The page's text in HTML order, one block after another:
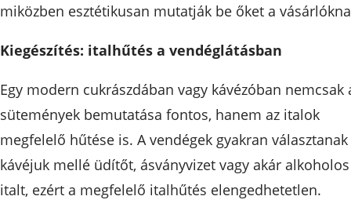
miközben esztétikusan mutatják be őket a
Kiegészítés: italhűtés a vendéglátásban
Egy modern cukrászdában vagy kávézóban nemcsak
sütemények bemutatása fontos, hanem az italok
megfelelő hűtése is. A vendégek gyakran választanak
kávéjuk mellé üdítőt, ásványvizet vagy akár alkoholos
italt, ezért a megfelelő italhűtés elengedhetetlen.